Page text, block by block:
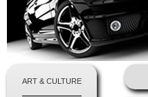
ART & CULTURE